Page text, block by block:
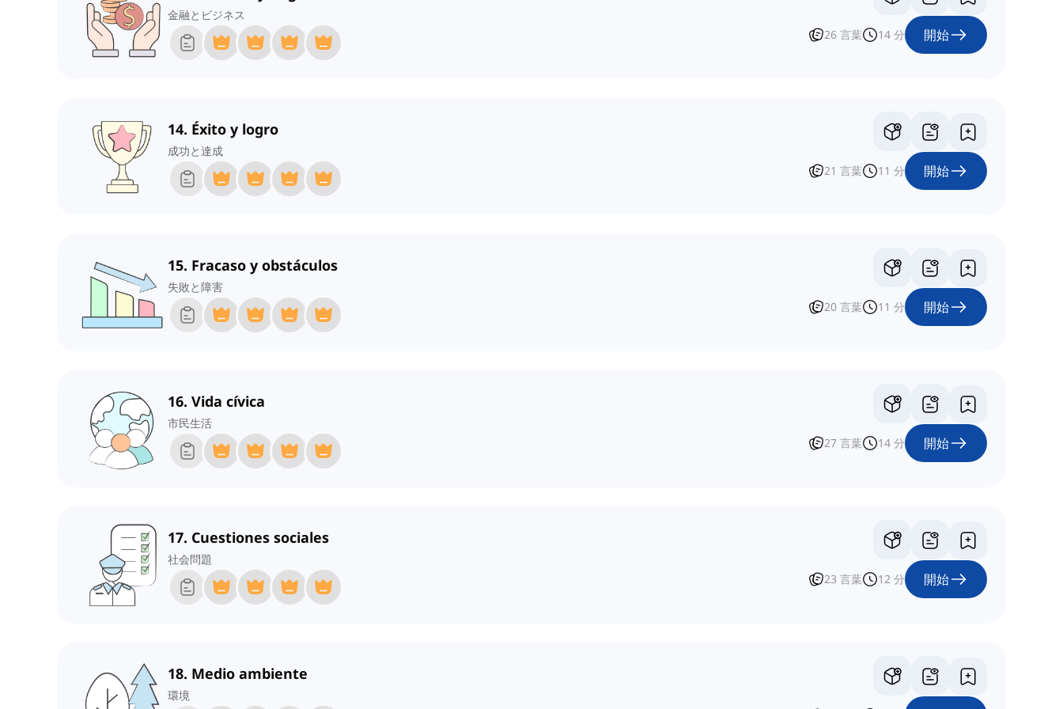
金融とビジネス
26 言葉 14 分 開始
14. Éxito y logro
成功と達成
21 言葉 11 分 開始
15. Fracaso y obstáculos
失敗と障害
20 言葉 11 分 開始
16. Vida cívica
市民生活
27 言葉 14 分 開始
17. Cuestiones sociales
社会問題
23 言葉 12 分 開始
18. Medio ambiente
環境